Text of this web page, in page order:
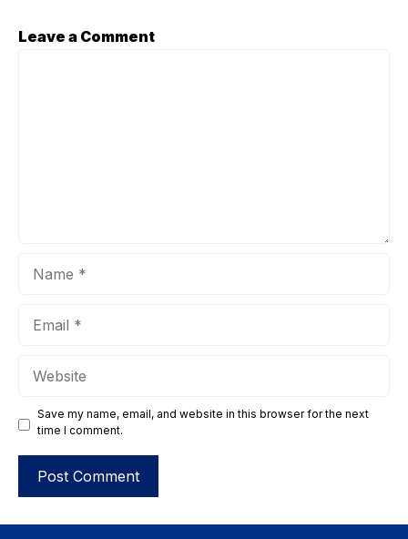
dalam format PDF yang mudah diedit sesuai data masing-
Leave a Comment
Save my name, email, and website in this browser for the next
time I comment.